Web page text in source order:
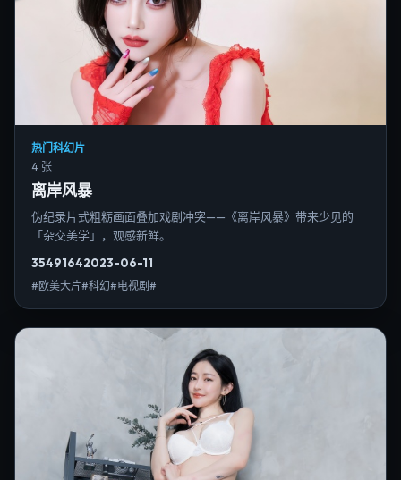
热门科幻片
4 张
离岸风暴
伪纪录片式粗粝画面叠加戏剧冲突——《离岸风暴》带来少见的
「杂交美学」，观感新鲜。
35491642023-06-11
#欧美大片#科幻#电视剧#